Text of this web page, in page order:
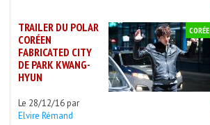
TRAILER DU POLAR
CORÉEN
FABRICATED CITY
DE PARK KWANG-
HYUN
Le 28/12/16 par
Elvire Rémand
CORÉE